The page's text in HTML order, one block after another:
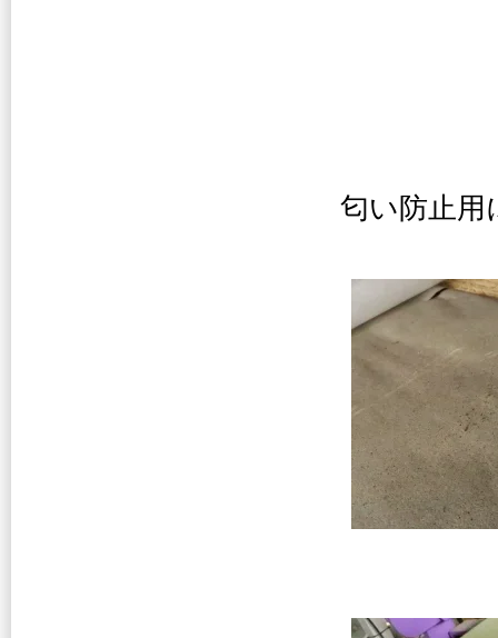
匂い防止用